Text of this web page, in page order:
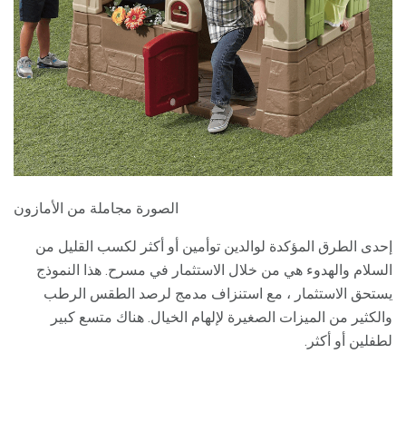
الصورة مجاملة من الأمازون
إحدى الطرق المؤكدة لوالدين توأمين أو أكثر لكسب القليل من
السلام والهدوء هي من خلال الاستثمار في مسرح. هذا النموذج
يستحق الاستثمار ، مع استنزاف مدمج لرصد الطقس الرطب
والكثير من الميزات الصغيرة لإلهام الخيال. هناك متسع كبير
لطفلين أو أكثر.